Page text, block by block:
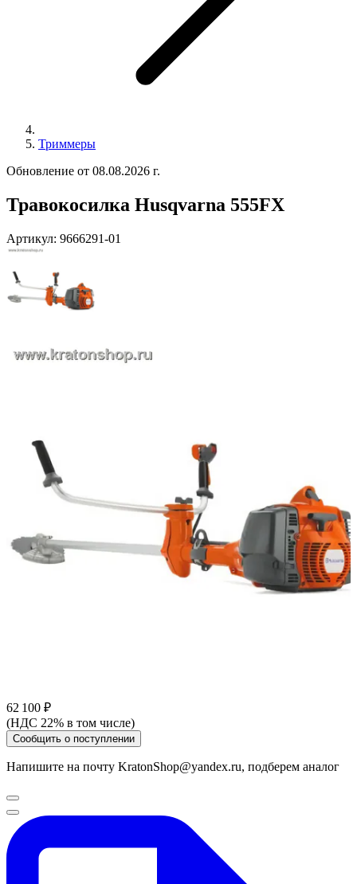
Триммеры
Обновление от 08.08.2026 г.
Травокосилка Husqvarna 555FX
Артикул: 9666291-01
62 100 ₽
(НДС 22% в том числе)
Сообщить о поступлении
Напишите на почту KratonShop@yandex.ru, подберем аналог